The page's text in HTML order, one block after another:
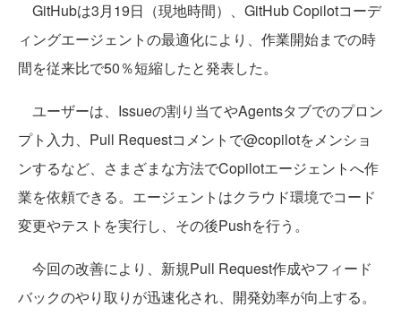
GitHubは3月19日（現地時間）、GitHub Copilotコーデ
ィングエージェントの最適化により、作業開始までの時
間を従来比で50％短縮したと発表した。
ユーザーは、Issueの割り当てやAgentsタブでのプロン
プト入力、Pull Requestコメントで@copilotをメンショ
ンするなど、さまざまな方法でCopilotエージェントへ作
業を依頼できる。エージェントはクラウド環境でコード
変更やテストを実行し、その後Pushを行う。
今回の改善により、新規Pull Request作成やフィード
バックのやり取りが迅速化され、開発効率が向上する。